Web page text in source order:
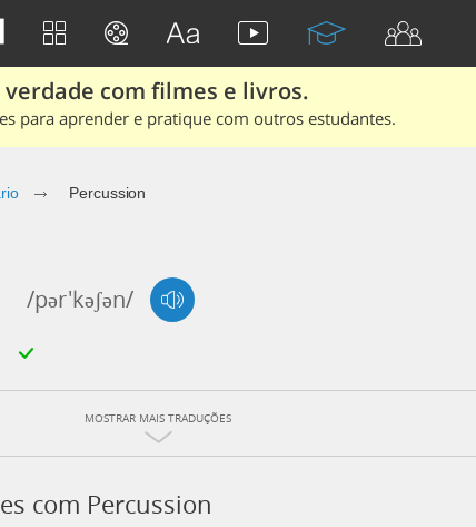
com filmes e livros.
para aprender e pratique com outros estudantes.
Percussion
/pər'kəʃən/
MOSTRAR MAIS TRADUÇÕES
com Percussion